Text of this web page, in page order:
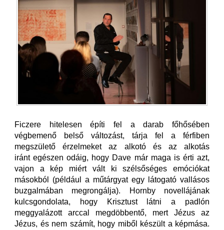
Ficzere hitelesen építi fel a darab főhősében
végbemenő belső változást, tárja fel a férfiben
megszülető érzelmeket az alkotó és az alkotás
iránt egészen odáig, hogy Dave már maga is érti azt,
vajon a kép miért vált ki szélsőséges emóciókat
másokból (például a műtárgyat egy látogató vallásos
buzgalmában megrongálja). Hornby novellájának
kulcsgondolata, hogy Krisztust látni a padlón
meggyalázott arccal megdöbbentő, mert Jézus az
Jézus, és nem számít, hogy miből készült a képmása.